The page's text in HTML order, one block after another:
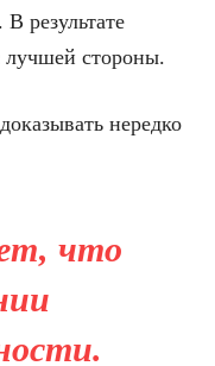
результате
лучшей стороны.
нередко
что